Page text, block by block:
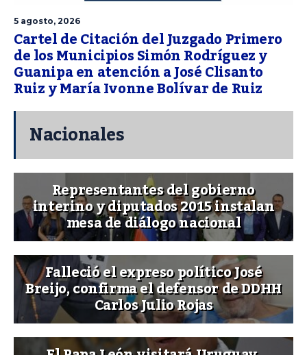
5 agosto, 2026
Cartel de Citación del Juzgado Primero
de los Municipios Simón Rodríguez y
Guanipa en atención a José Clisanto
Ruiz y María Ivonne Bolívar de Ruiz
Nacionales
Representantes del gobierno
interino y diputados 2015 instalan
mesa de diálogo nacional
Falleció el expreso político José
Breijo, confirma el defensor de DDHH
Carlos Julio Rojas